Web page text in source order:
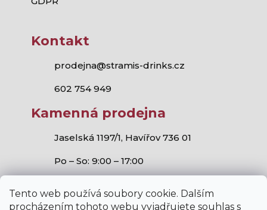
Tento web používá soubory cookie. Dalším
procházením tohoto webu vyjadřujete souhlas s
Kontakt
prodejna@stramis-drinks.cz
602 754 949
Kamenná prodejna
Jaselská 1197/1, Havířov 736 01
Po – So: 9:00 – 17:00